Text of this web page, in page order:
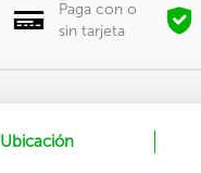
Paga con o
sin tarjeta
Ubicación